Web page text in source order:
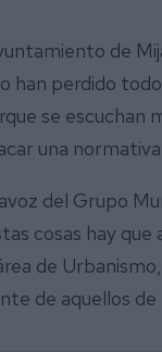
de
han perdido
se escuchan
una
del Grupo
cosas hay
de
de aquellos de